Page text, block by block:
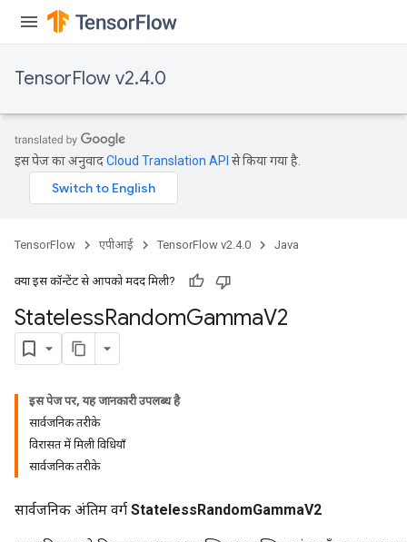
TensorFlow v2.4.0
इस पेज का अनुवादCloud Translation API से किया गया है.
TensorFlow एपीआई TensorFlow v2.4.0 Java
क्या इस कॉन्टेंट से आपको मदद मिली?
StatelessRandomGammaV2
इस पेज पर, यह जानकारी उपलब्ध है
सार्वजनिक तरीके
विरासत में मिली विधियाँ
सार्वजनिक तरीके
सार्वजनिक अंतिम वर्ग StatelessRandomGammaV2